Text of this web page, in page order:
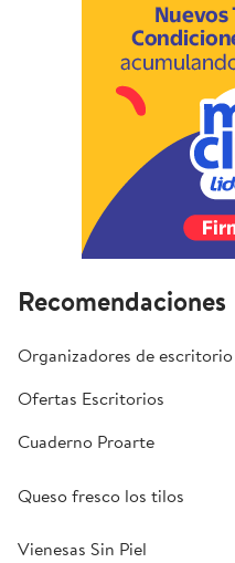
Recomendaciones
Organizadores de escritorio
Ofertas Escritorios
Cuaderno Proarte
Queso fresco los tilos
Vienesas Sin Piel